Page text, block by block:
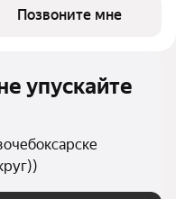
квартир - от 1-комнатных
Позвоните мне
упускайте